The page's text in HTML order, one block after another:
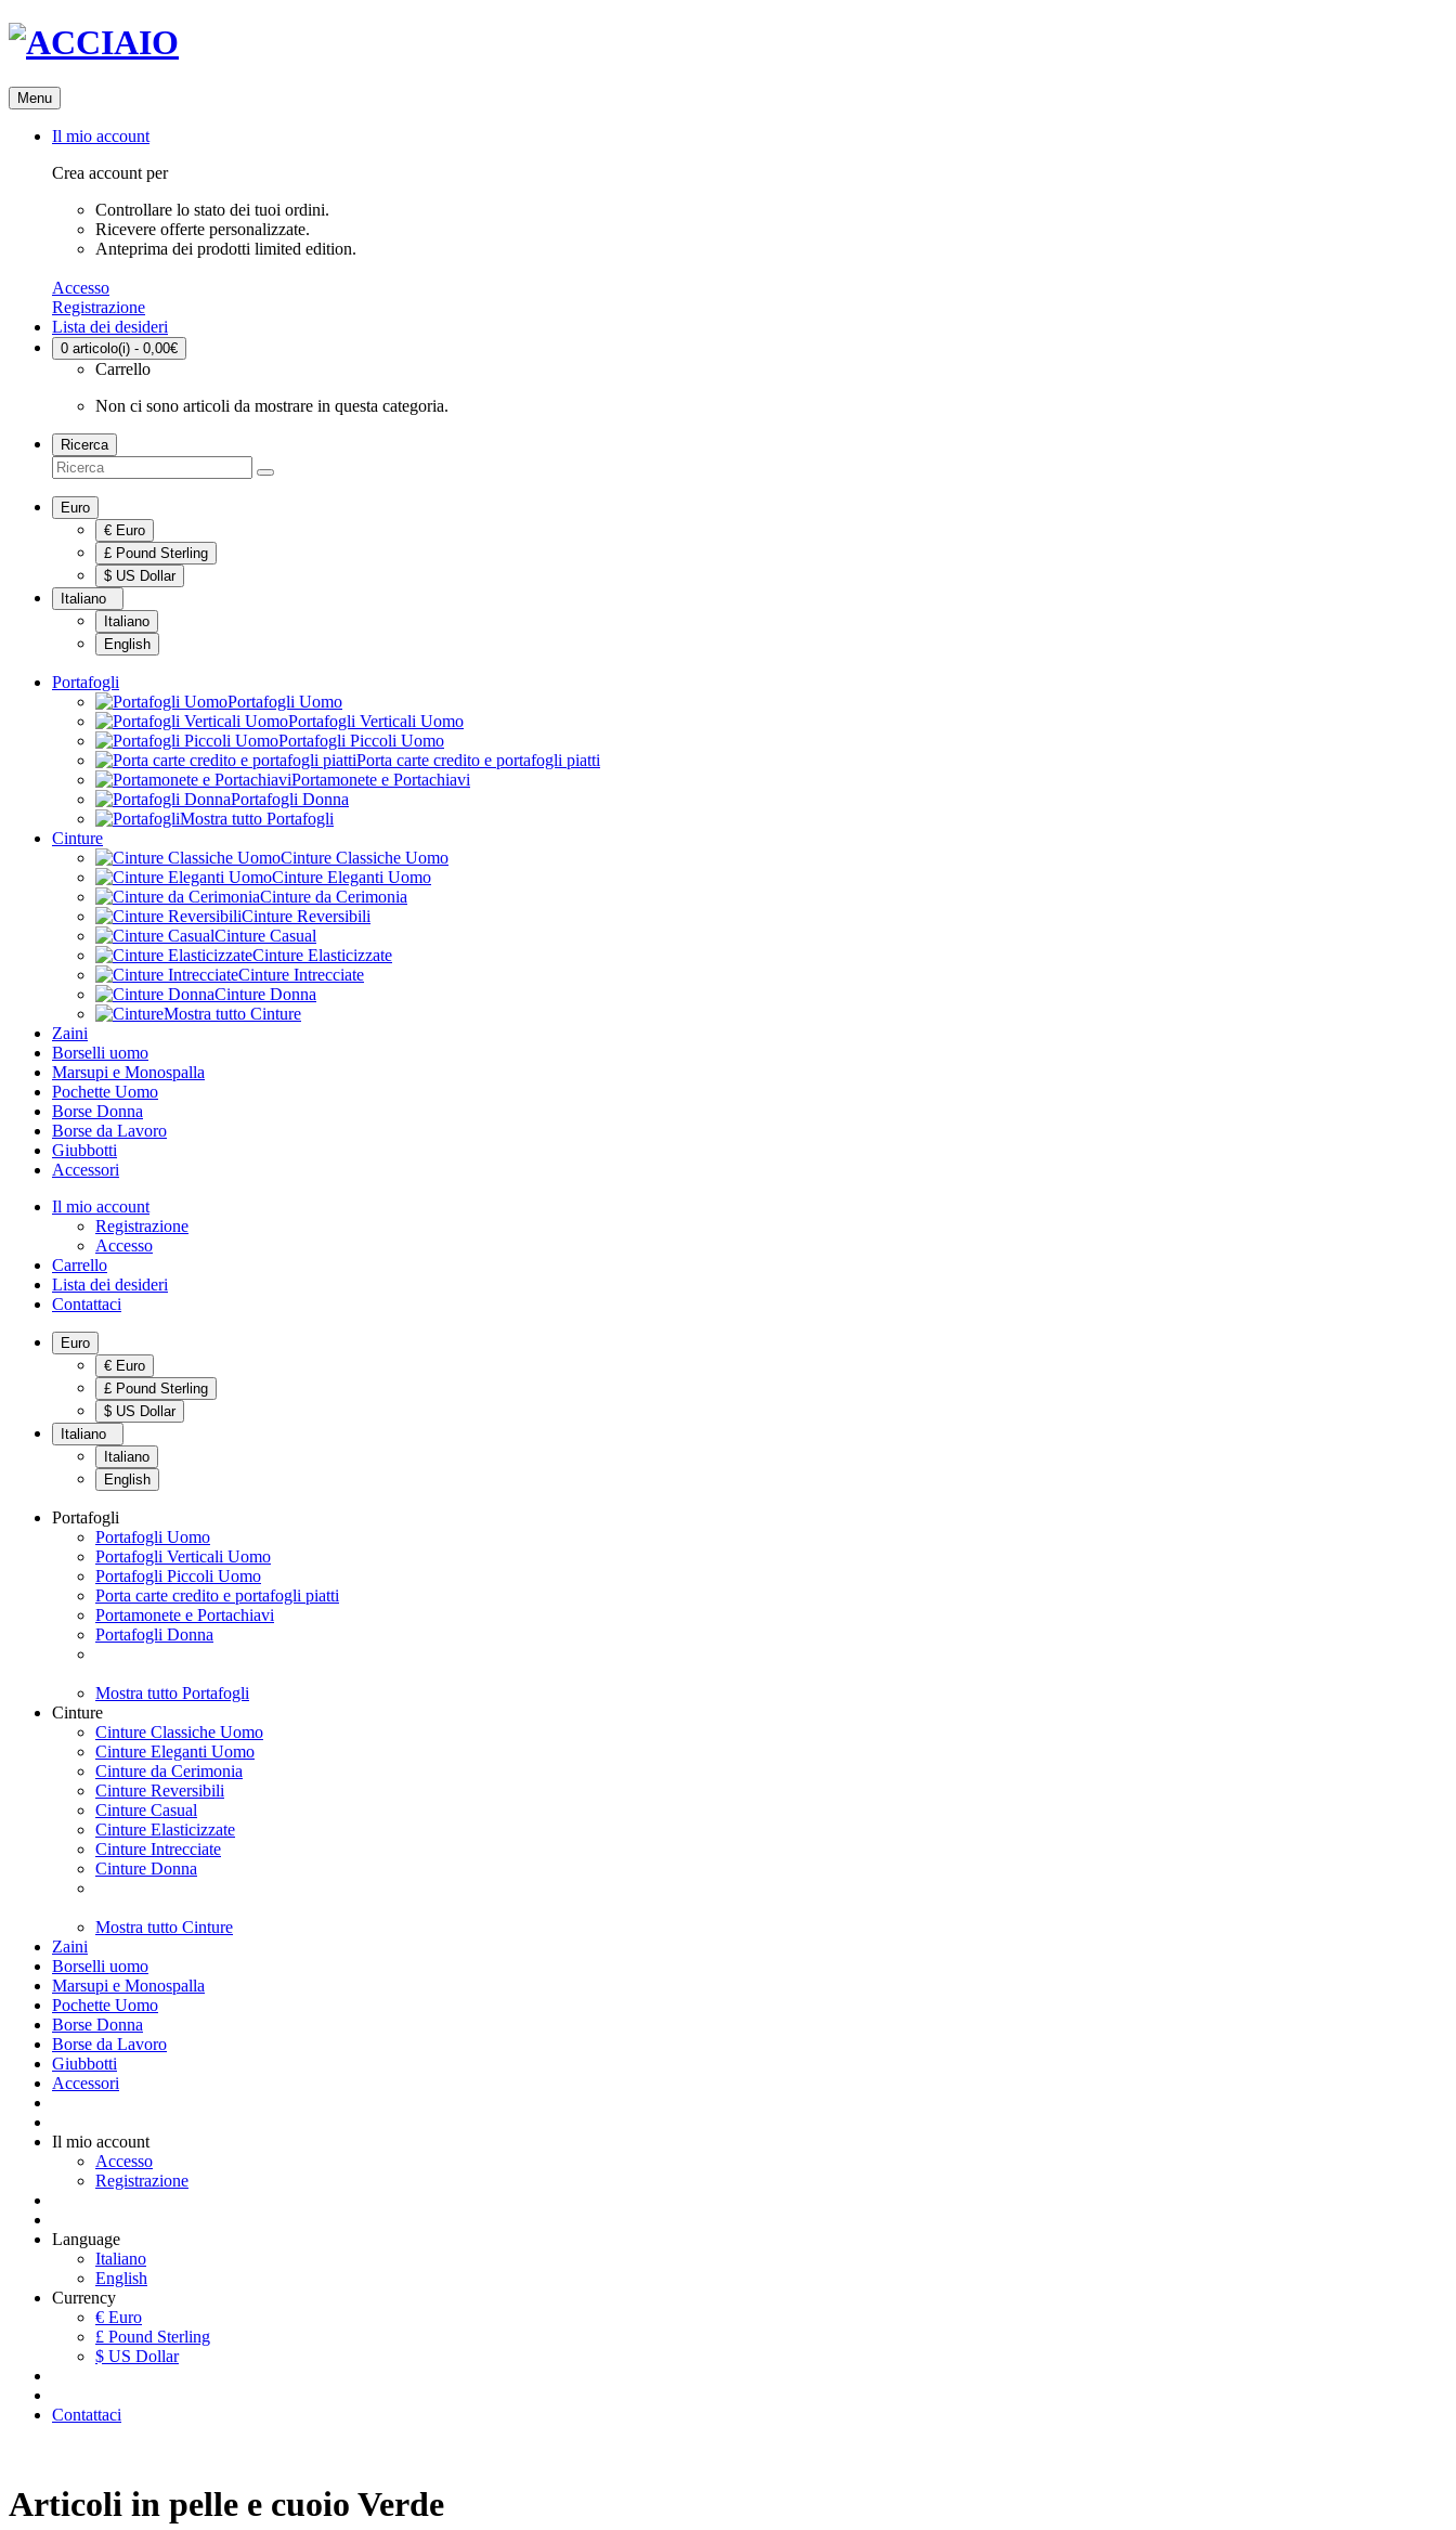
Menu
Il mio account
Crea account per
Controllare lo stato dei tuoi ordini.
Ricevere offerte personalizzate.
Anteprima dei prodotti limited edition.
Accesso
Registrazione
Lista dei desideri
0 articolo(i) - 0,00€
Carrello
Non ci sono articoli da mostrare in questa categoria.
Ricerca
Euro
€ Euro
£ Pound Sterling
$ US Dollar
Italiano
Italiano
English
Portafogli
Portafogli Uomo
Portafogli Verticali Uomo
Portafogli Piccoli Uomo
Porta carte credito e portafogli piatti
Portamonete e Portachiavi
Portafogli Donna
Mostra tutto Portafogli
Cinture
Cinture Classiche Uomo
Cinture Eleganti Uomo
Cinture da Cerimonia
Cinture Reversibili
Cinture Casual
Cinture Elasticizzate
Cinture Intrecciate
Cinture Donna
Mostra tutto Cinture
Zaini
Borselli uomo
Marsupi e Monospalla
Pochette Uomo
Borse Donna
Borse da Lavoro
Giubbotti
Accessori
Il mio account
Registrazione
Accesso
Carrello
Lista dei desideri
Contattaci
Euro
€ Euro
£ Pound Sterling
$ US Dollar
Italiano
Italiano
English
Portafogli
Portafogli Uomo
Portafogli Verticali Uomo
Portafogli Piccoli Uomo
Porta carte credito e portafogli piatti
Portamonete e Portachiavi
Portafogli Donna
Mostra tutto Portafogli
Cinture
Cinture Classiche Uomo
Cinture Eleganti Uomo
Cinture da Cerimonia
Cinture Reversibili
Cinture Casual
Cinture Elasticizzate
Cinture Intrecciate
Cinture Donna
Mostra tutto Cinture
Zaini
Borselli uomo
Marsupi e Monospalla
Pochette Uomo
Borse Donna
Borse da Lavoro
Giubbotti
Accessori
Il mio account
Accesso
Registrazione
Language
Italiano
English
Currency
€ Euro
£ Pound Sterling
$ US Dollar
Contattaci
Articoli in pelle e cuoio Verde